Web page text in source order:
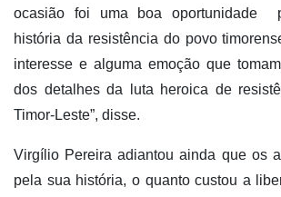
ocasião foi uma boa oportunidade
história da resistência do povo
interesse e alguma emoção que
dos detalhes da luta heroica de
Timor-Leste”, disse.
Virgílio Pereira adiantou ainda que os
pela sua história, o quanto custou a